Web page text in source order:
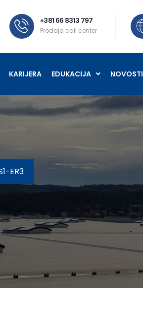
+381 66 8313 797
Prodaja call center
KARIJERA EDUKACIJA NOVOSTI
ER3